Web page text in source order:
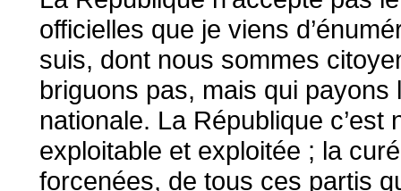
officielles que je viens
suis, dont nous sommes
briguons pas, mais qui payons
nationale. La République c’est
exploitable et exploitée ; la
forcenées, de tous ces partis